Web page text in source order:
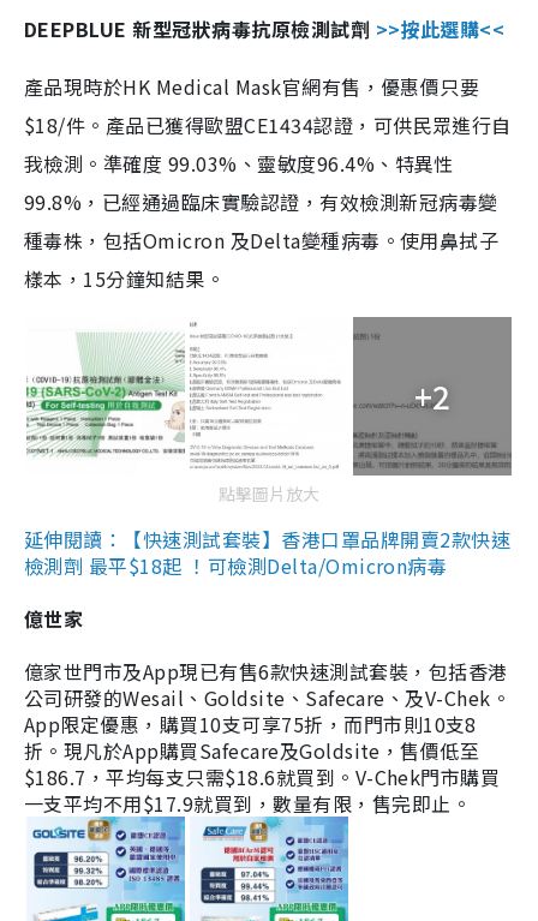
DEEPBLUE 新型冠狀病毒抗原檢測試劑 >>按此選購<<
產品現時於HK Medical Mask官網有售，優惠價只要
$18/件。產品已獲得歐盟CE1434認證，可供民眾進行自
我檢測。準確度 99.03%、靈敏度96.4%、特異性
99.8%，已經通過臨床實驗認證，有效檢測新冠病毒變
種毒株，包括Omicron 及Delta變種病毒。使用鼻拭子
樣本，15分鐘知結果。
+2
點擊圖片放大
延伸閱讀：【快速測試套裝】香港口罩品牌開賣2款快速
檢測劑 最平$18起 ！可檢測Delta/Omicron病毒
億世家
億家世門市及App現已有售6款快速測試套裝，包括香港
公司研發的Wesail、Goldsite、Safecare、及V-Chek。
App限定優惠，購買10支可享75折，而門市則10支8
折。現凡於App購買Safecare及Goldsite，售價低至
$186.7，平均每支只需$18.6就買到。V-Chek門市購買
一支平均不用$17.9就買到，數量有限，售完即止。